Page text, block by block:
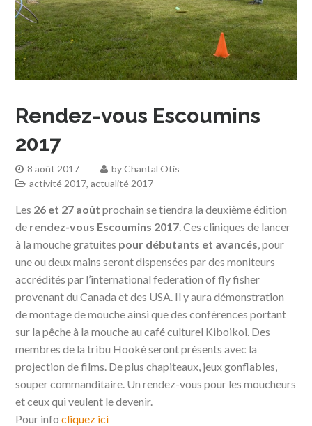
Rendez-vous Escoumins
2017
8 août 2017 byChantal Otis
activité 2017,actualité 2017
Les 26 et 27 août prochain se tiendra la deuxième édition
de rendez-vous Escoumins 2017 . Ces cliniques de lancer
à la mouche gratuites pour débutants et avancés , pour
une ou deux mains seront dispensées par des moniteurs
accrédités par l’international federation of fly fisher
provenant du Canada et des USA. Il y aura démonstration
de montage de mouche ainsi que des conférences portant
sur la pêche à la mouche au café culturel Kiboikoi. Des
membres de la tribu Hooké seront présents avec la
projection de films. De plus chapiteaux, jeux gonflables,
souper commanditaire. Un rendez-vous pour les moucheurs
et ceux qui veulent le devenir.
Pour infocliquez ici